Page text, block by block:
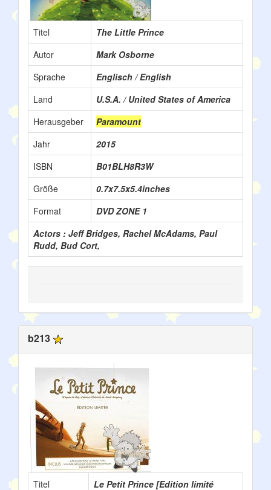
Titel
The Little Prince
Autor
Mark Osborne
Sprache
Englisch / English
Land
U.S.A. / United States of America
Herausgeber
Paramount
Jahr
2015
ISBN
B01BLH8R3W
Größe
0.7x7.5x5.4inches
Format
DVD ZONE 1
Actors : Jeff Bridges, Rachel McAdams, Paul
Rudd, Bud Cort,
b213
Titel Le Petit Prince [Edition limité